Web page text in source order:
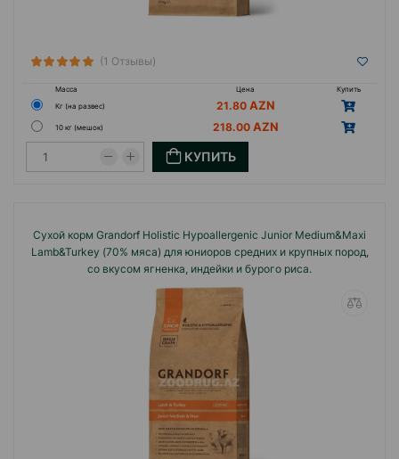
(1 Отзывы)
Масса Цена
Купить
Кг (на развес)
21.80
10 кг (мешок) 218.00
КУПИТЬ
Сухой корм Grandorf Holistiс Hypoallergenic Junior Medium&Maxi
Lamb&Turkey (70% мяса) для юниоров средних и крупных пород,
со вкусом ягненка, индейки и бурого риса.